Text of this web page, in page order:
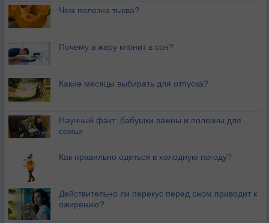
Чем полезна тыква?
Почему в жару клонит в сон?
Какие месяцы выбирать для отпуска?
Научный факт: бабушки важны и полезны для
семьи
Как правильно одеться в холодную погоду?
Действительно ли перекус перед сном приводит к
ожирению?